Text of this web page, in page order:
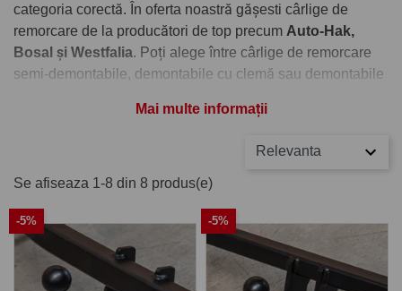
categoria corectă. În oferta noastră gășesti cârlige de
remorcare de la producători de top precum Auto-Hak,
Bosal și Westfalia. Poți alege între cârlige de remorcare
semi-demontabile, demontabile cu clemă sau demontabile
pentru AUDI A5 5 uși 09.2016 -
09.2019
Pewww.carlig.ro
veți găs cârlige remorcare de calitate și
de încredere pentru AUDI A5 5 uși 09.2016 - 09.2019.
Toate cârligele de remorcare au un tratament special de
Mai multe informații
Relevanta
Se afiseaza 1-8 din 8 produs(e)
-5% -5%